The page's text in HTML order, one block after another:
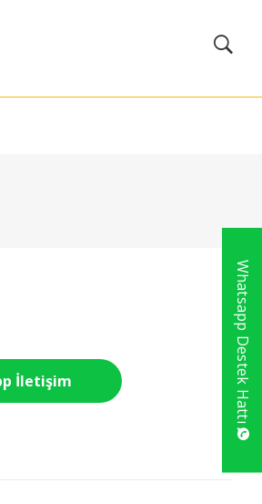
İletişim Whatsapp Destek Hattı